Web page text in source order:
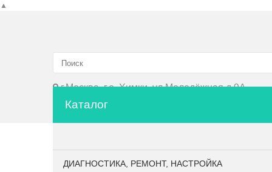
▲
г.Москва, г.о. Химки, ул.Молодёжная д.9А
Каталог
ДИАГНОСТИКА, РЕМОНТ, НАСТРОЙКА